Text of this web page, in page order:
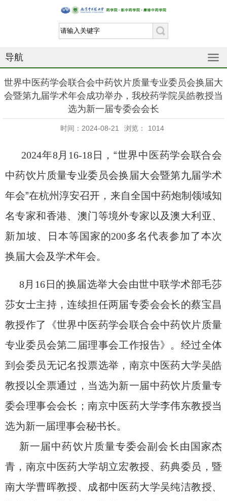
导航
世界中医药学会联合会中药饮片质量专业委员会换届大
会暨第九届学术年会成功举办，我校药学院吴皓教授当
选为新一届专委会会长
时间：2024-08-21 浏览： 1014
2024年8月 16-18日，“世界中医药学会联合会
中药饮片质量专业委员会换届大会暨第九届学术
年会”在杭州淳安召开，来自全国中药炮制领域知
名专家和香港、澳门等境外专家以及澳大利亚、
新加坡、日本等国家的200多名代表参加了本次
换届大会及学术年会。
8月 16 日的换届选举大会由世中联学术部毛莎
莎女士主持，连续担任两届专委会会长的蔡宝昌
教授作了 《世界中医药学会联合会中药饮片质量
专业委员会第二届理事会工作报告》。 经过全体
到会委员无记名投票选举，南京中医药大学吴皓
教授 以全票通过， 当选为新一届中药饮片质量专
委会理事会会长 ；南京中医药大学李伟东教授当
选为新一届理事会秘书长。
新一届中药饮片质量专委会副会长由国家杰
青，南京中医药大学胡立宏教授、药典委员，暨
南大学曹晖教授、成都中医药大学吴纯洁教授、